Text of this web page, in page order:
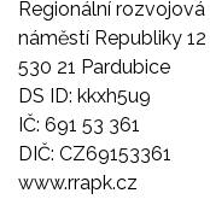
Regionální
náměstí Republiky 12
530 21 Pardubice
DS ID: kkxh5u9
IČ: 691 53 361
DIČ: CZ69153361
www.rrapk.cz